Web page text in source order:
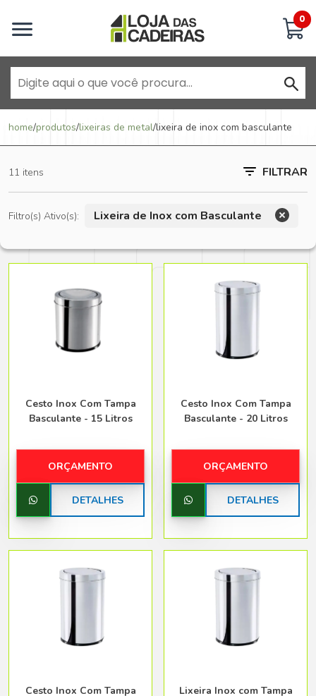
0
home/produtos/lixeiras de metal/lixeira de inox com basculante
11 itens FILTRAR
Filtro(s) Ativo(s): Lixeira de Inox com Basculante
Cesto Inox Com Tampa
Basculante - 15 Litros
ORÇAMENTO
DETALHES
Cesto Inox Com Tampa
Basculante - 20 Litros
ORÇAMENTO
DETALHES
Cesto Inox Com Tampa
Lixeira Inox com Tampa
Inicie uma conversa
Goiânia - Jardim América
Anápolis - Jundiaí
Brasília - Asa Sul
Goiânia - Jardim América II
Belo Horizonte - Belo Horizonte